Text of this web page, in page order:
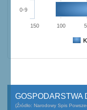
0-9
150 100
GOSPODARSTWA
(Źródło: Narodowy Spis